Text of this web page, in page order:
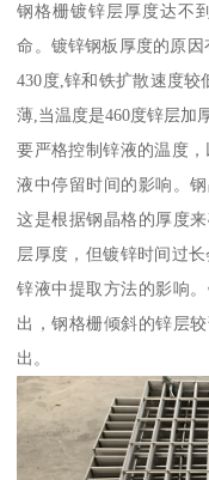
钢格栅镀锌层厚度达不
命。镀锌钢板厚度的原
430度,锌和铁扩散速度
薄,当温度是460度锌层加
要严格控制锌液的温度
液中停留时间的影响。
这是根据钢晶格的厚度
层厚度，但镀锌时间过
锌液中提取方法的影响
出，钢格栅倾斜的锌层
出。